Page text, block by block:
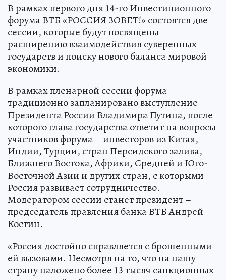
В рамках первого дня 14-го Инвестиционного
форума ВТБ «РОССИЯ ЗОВЕТ!» состоятся две
сессии, которые будут посвящены
расширению взаимодействия суверенных
государств и поиску нового баланса мировой
экономики.
В рамках пленарной сессии форума
традиционно запланировано выступление
Президента России Владимира Путина, после
которого глава государства ответит на вопросы
участников форума – инвесторов из Китая,
Индии, Турции, стран Персидского залива,
Ближнего Востока, Африки, Средней и Юго-
Восточной Азии и других стран, с которыми
Россия развивает сотрудничество.
Модератором сессии станет президент –
председатель правления банка ВТБ Андрей
Костин.
«Россия достойно справляется с брошенными
ей вызовами. Несмотря на то, что на нашу
страну наложено более 13 тысяч санкционных